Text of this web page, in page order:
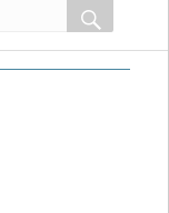
OK